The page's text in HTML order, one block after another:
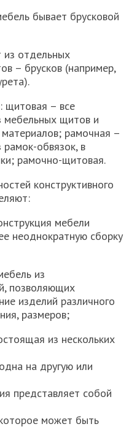
бывает брусковой
из отдельных
– брусков (например,
щитовая – все
мебельных щитов и
рамочная –
рамок-обвязок, в
рамочно-щитовая.
конструктивного
мебели
неоднократную сборку
из
позволяющих
изделий различного
размеров;
из нескольких
на другую или
представляет собой
может быть